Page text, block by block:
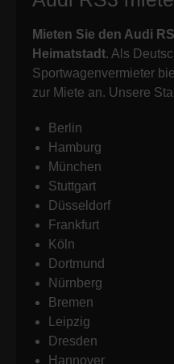
Mieten Sie den Audi
Heimatstadt. Als
Sportwagenvermieter
zur Miete an. Unsere
Berlin
Hamburg
München
Stuttgart
Düsseldorf
Frankfurt
Köln
Dortmund
Nürnberg
Bremen
Leipzig
Dresden
Hannover